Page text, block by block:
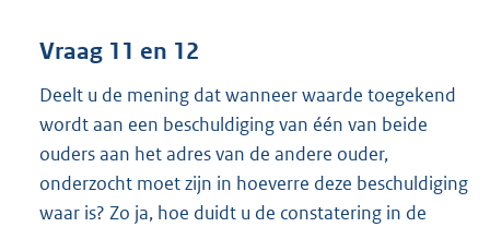
Vraag 11 en 12
Deelt u de mening dat wanneer waarde toegekend
wordt aan een beschuldiging van één van beide
ouders aan het adres van de andere ouder,
onderzocht moet zijn in hoeverre deze beschuldiging
waar is? Zo ja, hoe duidt u de constatering in de